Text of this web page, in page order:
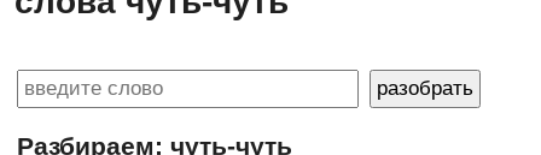
Разбираем: чуть-чуть